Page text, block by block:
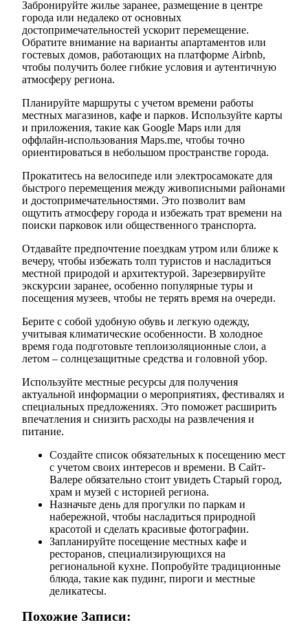
Забронируйте жилье заранее, размещение в центре
города или недалеко от основных
достопримечательностей ускорит перемещение.
Обратите внимание на варианты апартаментов или
гостевых домов, работающих на платформе Airbnb,
чтобы получить более гибкие условия и аутентичную
атмосферу региона.
Планируйте маршруты с учетом времени работы
местных магазинов, кафе и парков. Используйте карты
и приложения, такие как Google Maps или для
оффлайн-использования Maps.me, чтобы точно
ориентироваться в небольшом пространстве города.
Прокатитесь на велосипеде или электросамокате для
быстрого перемещения между живописными районами
и достопримечательностями. Это позволит вам
ощутить атмосферу города и избежать трат времени на
поиски парковок или общественного транспорта.
Отдавайте предпочтение поездкам утром или ближе к
вечеру, чтобы избежать толп туристов и насладиться
местной природой и архитектурой. Зарезервируйте
экскурсии заранее, особенно популярные туры и
посещения музеев, чтобы не терять время на очереди.
Берите с собой удобную обувь и легкую одежду,
учитывая климатические особенности. В холодное
время года подготовьте теплоизоляционные слои, а
летом – солнцезащитные средства и головной убор.
Используйте местные ресурсы для получения
актуальной информации о мероприятиях, фестивалях и
специальных предложениях. Это поможет расширить
впечатления и снизить расходы на развлечения и
питание.
Создайте список обязательных к посещению мест
с учетом своих интересов и времени. В Сайт-
Валере обязательно стоит увидеть Старый город,
храм и музей с историей региона.
Назначьте день для прогулки по паркам и
набережной, чтобы насладиться природной
красотой и сделать красивые фотографии.
Запланируйте посещение местных кафе и
ресторанов, специализирующихся на
региональной кухне. Попробуйте традиционные
блюда, такие как пудинг, пироги и местные
деликатесы.
Похожие Записи: